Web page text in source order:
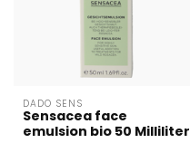
DADO SENS
Sensacea face
emulsion bio 50 Milliliter